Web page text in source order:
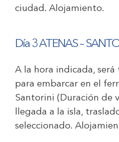
ciudad. Alojamiento.
Día 3 ATENAS –
A la hora indicada,
para embarcar en el
Santorini (Duración de
llegada a la isla,
seleccionado.